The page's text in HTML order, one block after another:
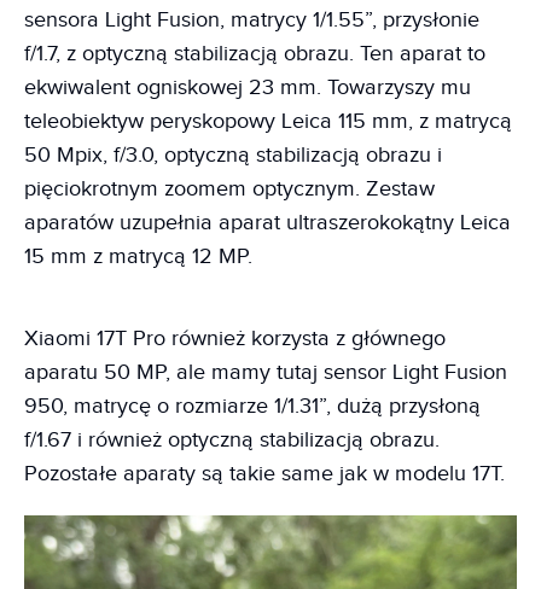
sensora Light Fusion, matrycy 1/1.55”, przysłonie
f/1.7, z optyczną stabilizacją obrazu. Ten aparat to
ekwiwalent ogniskowej 23 mm. Towarzyszy mu
teleobiektyw peryskopowy Leica 115 mm, z matrycą
50 Mpix, f/3.0, optyczną stabilizacją obrazu i
pięciokrotnym zoomem optycznym. Zestaw
aparatów uzupełnia aparat ultraszerokokątny Leica
15 mm z matrycą 12 MP.
Xiaomi 17T Pro również korzysta z głównego
aparatu 50 MP, ale mamy tutaj sensor Light Fusion
950, matrycę o rozmiarze 1/1.31”, dużą przysłoną
f/1.67 i również optyczną stabilizacją obrazu.
Pozostałe aparaty są takie same jak w modelu 17T.